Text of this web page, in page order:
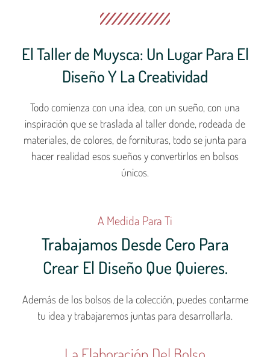
El Taller de Muysca: Un Lugar Para El
Diseño Y La Creatividad
Todo comienza con una idea, con un sueño, con una
inspiración que se traslada al taller donde, rodeada de
materiales, de colores, de fornituras, todo se junta para
hacer realidad esos sueños y convertirlos en bolsos
únicos.
A Medida Para Ti
Trabajamos Desde Cero Para
Crear El Diseño Que Quieres.
Además de los bolsos de la colección, puedes contarme
tu idea y trabajaremos juntas para desarrollarla.